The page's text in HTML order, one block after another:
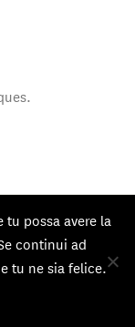
possa avere la
continui ad
tu ne sia felice.